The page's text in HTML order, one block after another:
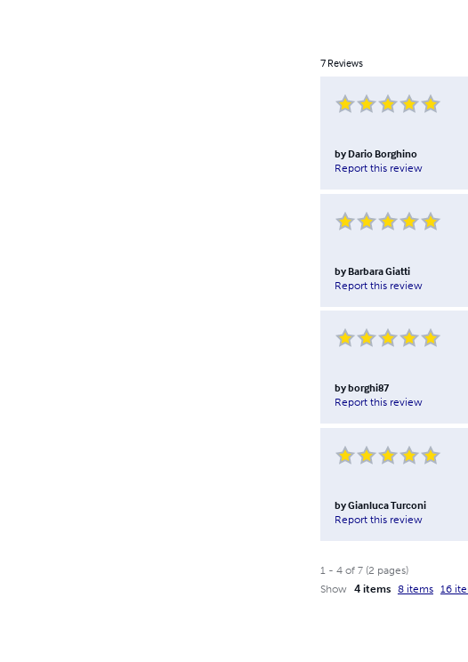
7 Reviews
by Dario Borghino
Report this review
by Barbara Giatti
Report this review
byborghi87
Report this review
byGianluca Turconi
Report this review
1- 4 of 7(2 pages)
Show 4 items 8 items 16